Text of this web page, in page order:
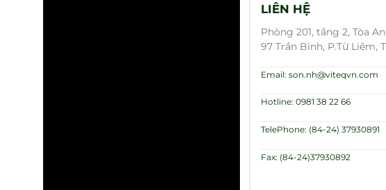
LIÊN HỆ
Phòng 201, tầng 2, Tòa
97 Trần Bình, P.Từ Liêm,
Email: son.nh@viteqvn.com
Hotline: 0981 38 22 66
TelePhone: (84-24) 37930891
Fax: (84-24)37930892